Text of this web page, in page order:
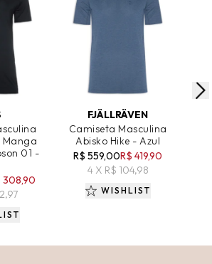
Manga
01 -
308,90
ADICIONAR AO CARRINHO
FJÄLLRÄVEN
Camiseta Masculina
Abisko Hike - Azul
R$ 559,00R$ 419,90
4 X R$ 104,98
WISHLIST